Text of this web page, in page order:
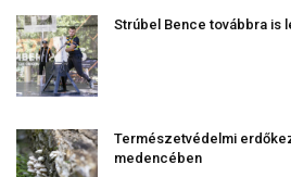
Strúbel Bence továbbra is
Természetvédelmi
medencében